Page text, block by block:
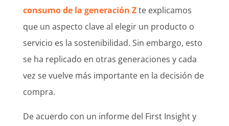
consumo de la generación Zte explicamos
que un aspecto clave al elegir un producto o
servicio es la sostenibilidad. Sin embargo, esto
se ha replicado en otras generaciones y cada
vez se vuelve más importante en la decisión de
compra.
De acuerdo con un informe del First Insight y